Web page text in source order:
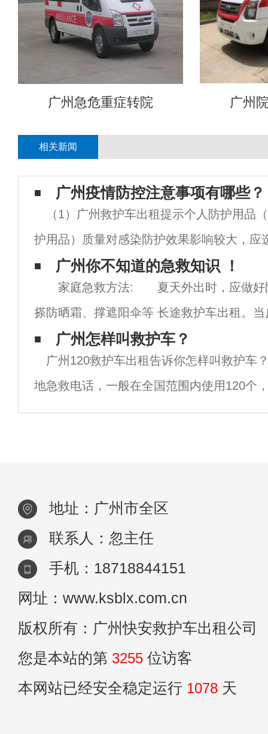
广州急危重症转院 广州
相关新闻
广州疫情防控注意事项有哪些？
（1）广州救护车出租提示个人防护用品
护用品）质量对感染防护效果影响较大，应
产品。（2）医用防护口罩每4小时应至少更
或潮湿，应及时更换。（3）离开隔离区前
广州你不知道的急救知识 ！
家庭急救方法: 夏天外出时，应做好
搽防晒霜、撑遮阳伞等 长途救护车出租。
并出现红肿、疼痛时，可用冷毛巾敷于患处
滋润霜。若皮肤上已有水疱，千万不要挑破
广州怎样叫救护车？
广州120救护车出租告诉你怎样叫救护车
地急救电话，一般在全国范围内使用120个
区也有999个电话。接到救援电话后，需要
地址：广州市全区
联系人：忽主任
手机：18718844151
网址：www.ksblx.com.cn
版权所有：广州快安救护车出租公司
您是本站的第 3255 位访客
本网站已经安全稳定运行 1078 天